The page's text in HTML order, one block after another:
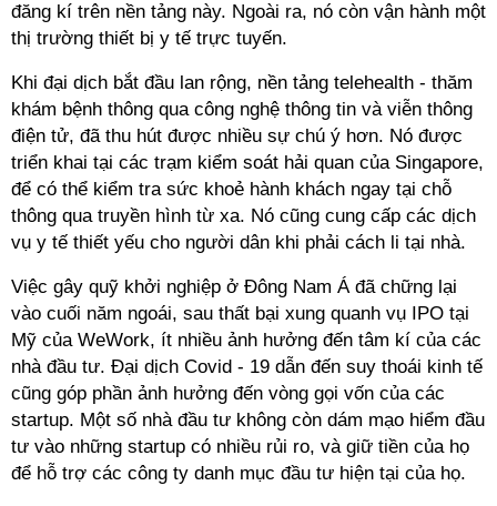
đăng kí trên nền tảng này. Ngoài ra, nó còn vận hành một
thị trường thiết bị y tế trực tuyến.
Khi đại dịch bắt đầu lan rộng, nền tảng telehealth - thăm
khám bệnh thông qua công nghệ thông tin và viễn thông
điện tử, đã thu hút được nhiều sự chú ý hơn. Nó được
triển khai tại các trạm kiểm soát hải quan của Singapore,
để có thể kiểm tra sức khoẻ hành khách ngay tại chỗ
thông qua truyền hình từ xa. Nó cũng cung cấp các dịch
vụ y tế thiết yếu cho người dân khi phải cách li tại nhà.
Việc gây quỹ khởi nghiệp ở Đông Nam Á đã chững lại
vào cuối năm ngoái, sau thất bại xung quanh vụ IPO tại
Mỹ của WeWork, ít nhiều ảnh hưởng đến tâm kí của các
nhà đầu tư. Đại dịch Covid - 19 dẫn đến suy thoái kinh tế
cũng góp phần ảnh hưởng đến vòng gọi vốn của các
startup. Một số nhà đầu tư không còn dám mạo hiểm đầu
tư vào những startup có nhiều rủi ro, và giữ tiền của họ
để hỗ trợ các công ty danh mục đầu tư hiện tại của họ.